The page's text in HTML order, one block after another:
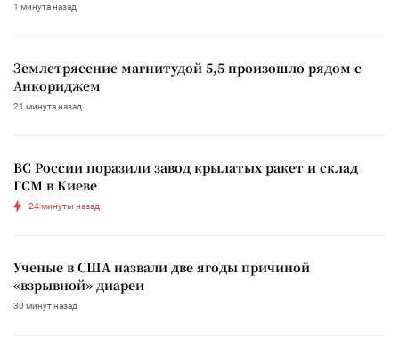
1 минута назад
Землетрясение магнитудой 5,5 произошло рядом с
Анкориджем
21 минута назад
ВС России поразили завод крылатых ракет и склад
ГСМ в Киеве
24 минуты назад
Ученые в США назвали две ягоды причиной
«взрывной» диареи
30 минут назад